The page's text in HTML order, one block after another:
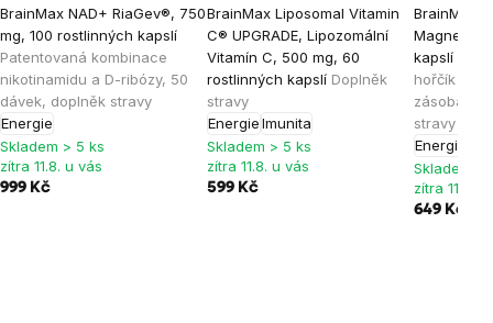
BrainMax NAD+ RiaGev®, 750
mg, 100 rostlinných kapslí
Patentovaná kombinace
nikotinamidu a D-ribózy, 50
dávek, doplněk stravy
Energie
Skladem > 5 ks
zítra 11.8. u vás
999 Kč
BrainMax Liposomal Vitamin
C® UPGRADE, Lipozomální
Vitamín C, 500 mg, 60
rostlinných kapslí Doplněk
stravy
EnergieImunita
Skladem > 5 ks
zítra 11.8. u vás
599 Kč
BrainMax
kapslí
hořčík
zásoba na
stravy
Energie
Skladem >
zítra 11.8. u
649 Kč